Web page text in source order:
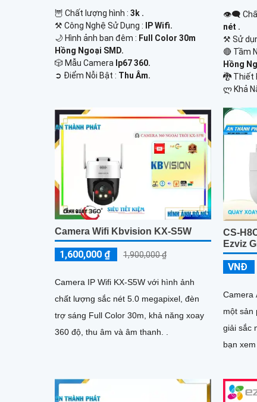
🦉 Chất lượng hình : 3k .
⚒ Công Nghệ Sử Dụng :
IP Wifi.
🌙 Hình ảnh ban đêm : Full Color 30m
Hồng Ngoại SMD.
🎲 Mẫu Camera Ip67 360.
️➲ Điểm Nỗi Bật : Thu Âm.
👁️‍🗨
nét .
⚒ Sử
🔴 Tầm
Hồng
🐉️ Thiết
️ლ Khả
Camera Wifi Kbvision KX-S5W
1,600,000 ₫ 1,900,000 ₫
Camera IP Wifi KX-S5W với hình ảnh
chất lượng sắc nét 5.0 megapixel, đèn
trợ sáng Full Color 30m, khả năng xoay
360 độ, thu âm và âm thanh. .
CS-
Ezviz
VNĐ
Camera
một sản
giải sắc
bạn xem